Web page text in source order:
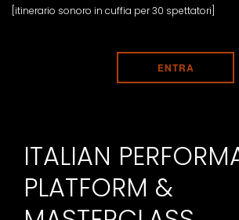
[itinerario sonoro in cuffia per 30 spettatori]
ENTRA
ITALIAN
PLATFORM &